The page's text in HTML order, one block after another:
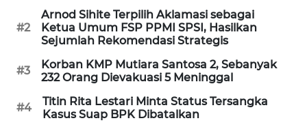
#2
Arnod Sihite Terpilih Aklamasi sebagai
Ketua Umum FSP PPMI SPSI, Hasilkan
Sejumlah Rekomendasi Strategis
#3
Korban KMP Mutiara Santosa 2, Sebanyak
232 Orang Dievakuasi 5 Meninggal
#4
Titin Rita Lestari Minta Status Tersangka
Kasus Suap BPK Dibatalkan
KONSUMEN
LISTRIK
MASYARAKAT
KELISTRIKAN
WALINKI